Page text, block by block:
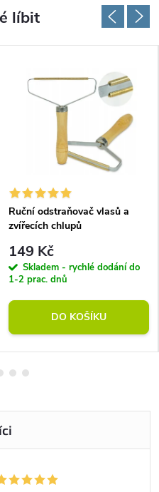
Ruční odstraňovač vlasů a
zvířecích chlupů
149 Kč
Skladem - rychlé dodání do
1-2 prac. dnů
DO KOŠÍKU